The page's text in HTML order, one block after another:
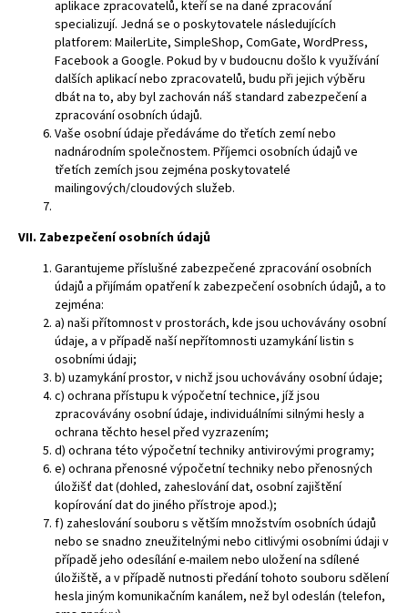
aplikace zpracovatelů, kteří se na dané zpracování
specializují. Jedná se o poskytovatele následujících
platforem: MailerLite, SimpleShop, ComGate, WordPress,
Facebook a Google. Pokud by v budoucnu došlo k využívání
dalších aplikací nebo zpracovatelů, budu při jejich výběru
dbát na to, aby byl zachován náš standard zabezpečení a
zpracování osobních údajů.
Vaše osobní údaje předáváme do třetích zemí nebo
nadnárodním společnostem. Příjemci osobních údajů ve
třetích zemích jsou zejména poskytovatelé
mailingových/cloudových služeb.
VII. Zabezpečení osobních údajů
Garantujeme příslušné zabezpečené zpracování osobních
údajů a přijímám opatření k zabezpečení osobních údajů, a to
zejména:
a) naši přítomnost v prostorách, kde jsou uchovávány osobní
údaje, a v případě naší nepřítomnosti uzamykání listin s
osobními údaji;
b) uzamykání prostor, v nichž jsou uchovávány osobní údaje;
c) ochrana přístupu k výpočetní technice, jíž jsou
zpracovávány osobní údaje, individuálními silnými hesly a
ochrana těchto hesel před vyzrazením;
d) ochrana této výpočetní techniky antivirovými programy;
e) ochrana přenosné výpočetní techniky nebo přenosných
úložišť dat (dohled, zaheslování dat, osobní zajištění
kopírování dat do jiného přístroje apod.);
f) zaheslování souboru s větším množstvím osobních údajů
nebo se snadno zneužitelnými nebo citlivými osobními údaji v
případě jeho odesílání e-mailem nebo uložení na sdílené
úložiště, a v případě nutnosti předání tohoto souboru sdělení
hesla jiným komunikačním kanálem, než byl odeslán (telefon,